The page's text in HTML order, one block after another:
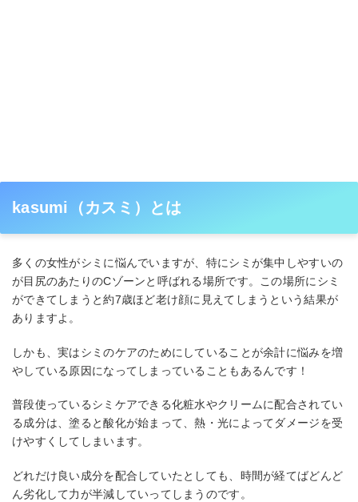
kasumi（カスミ）とは
多くの女性がシミに悩んでいますが、特にシミが集中しやすいの
が目尻のあたりのCゾーンと呼ばれる場所です。この場所にシミ
ができてしまうと約7歳ほど老け顔に見えてしまうという結果が
ありますよ。
しかも、実はシミのケアのためにしていることが余計に悩みを増
やしている原因になってしまっていることもあるんです！
普段使っているシミケアできる化粧水やクリームに配合されてい
る成分は、塗ると酸化が始まって、熱・光によってダメージを受
けやすくしてしまいます。
どれだけ良い成分を配合していたとしても、時間が経てばどんど
ん劣化して力が半減していってしまうのです。